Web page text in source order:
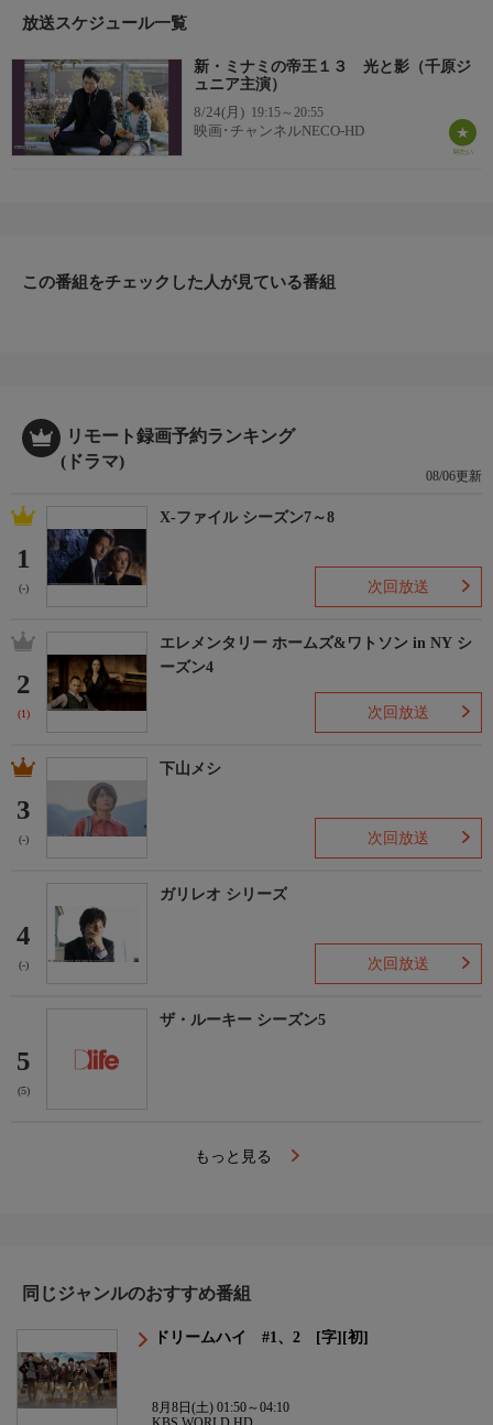
だった。晴美の話では島本は弱者を助ける人権派弁護士として活
放送スケジュール一覧
新・ミナミの帝王１３ 光と影（千原ジ
ュニア主演）
8/24(月) 19:15～20:55
映画･チャンネルNECO-HD
この番組をチェックした人が見ている番組
リモート録画予約ランキング
(ドラマ)
08/06更新
1
(-)
X-ファイル シーズン7～8
次回放送
2
(1)
エレメンタリー ホームズ&ワトソン in NY シ
ーズン4
次回放送
3
(-)
下山メシ
次回放送
4
(-)
ガリレオ シリーズ
次回放送
5
(5)
ザ・ルーキー シーズン5
もっと見る
同じジャンルのおすすめ番組
ドリームハイ #1、2 [字][初]
8月8日(土) 01:50～04:10